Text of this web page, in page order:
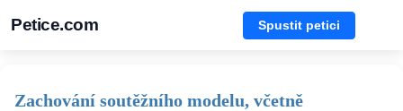
Petice.com Spustit petici
Zachování soutěžního modelu, včetně